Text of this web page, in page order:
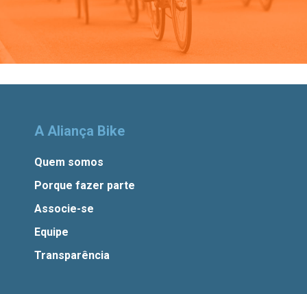
A Aliança Bike
Quem somos
Porque fazer parte
Associe-se
Equipe
Transparência